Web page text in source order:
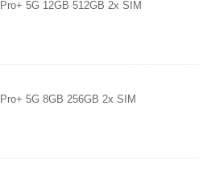
5G 12GB 512GB 2x SIM
5G 8GB 256GB 2x SIM